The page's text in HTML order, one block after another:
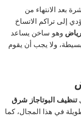
بعد الانتهاء من
إلى تراكم الاتساخ
وهو ساخن يساعد
ولا يجب أن يقوم
تنظيف البوتاجاز شرق
في هذا المجال، كما